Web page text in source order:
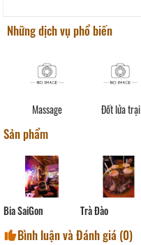
Những dịch vụ phổ biến
Massage Đốt lửa trại
Sản phẩm
Bia SaiGon Trà Đào
Bình luận và Đánh giá (0)